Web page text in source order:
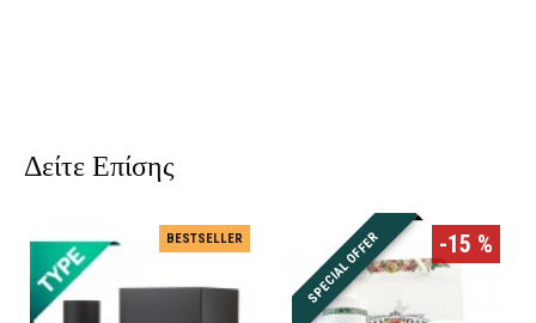
Δείτε Επίσης
BESTSELLER SPECIAL OFFER -15 %